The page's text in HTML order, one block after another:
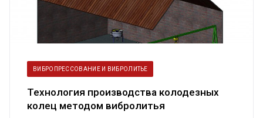
ВИБРОПРЕССОВАНИЕ И ВИБРОЛИТЬЕ
Технология производства колодезных
колец методом вибролитья